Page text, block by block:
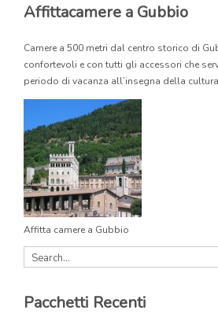
Affittacamere a Gubbio
Camere a 500 metri dal centro storico di
confortevoli e con tutti gli accessori che
periodo di vacanza all’insegna della
Affitta camere a Gubbio
Search...
Pacchetti Recenti